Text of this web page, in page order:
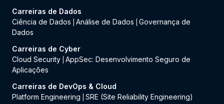
Carreiras de Dados
Ciência de Dados
Análise de Dados
Governança de
Dados
Carreiras de Cyber
Cloud Security AppSec: Desenvolvimento Seguro de
Aplicações
Carreiras de DevOps & Cloud
Platform Engineering
SRE (Site Reliability Engineering)